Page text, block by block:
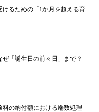
るための「1か月を超える育
「誕生日の前々日」まで？
の納付額における端数処理